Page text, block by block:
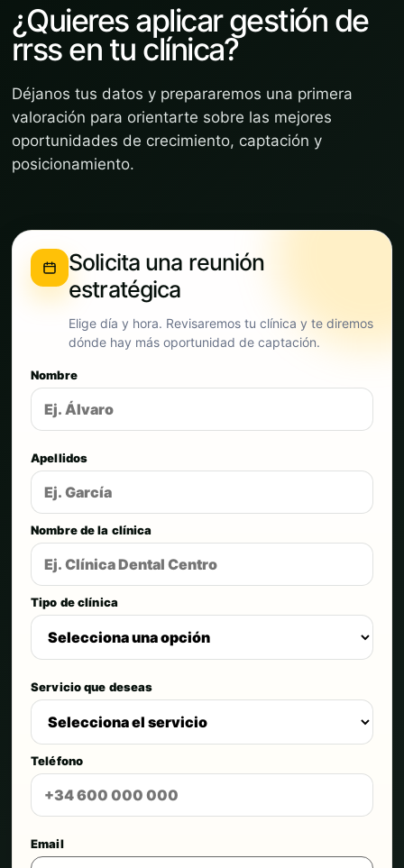
¿Quieres aplicar gestión de
rrss en tu clínica?
Déjanos tus datos y prepararemos una primera
valoración para orientarte sobre las mejores
oportunidades de crecimiento, captación y
posicionamiento.
Solicita una reunión
estratégica
Elige día y hora. Revisaremos tu clínica y te diremos
dónde hay más oportunidad de captación.
Nombre
Apellidos
Nombre de la clínica
Tipo de clínica
Servicio que deseas
Teléfono
Email